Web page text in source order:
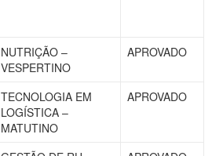
NUTRIÇÃO –
VESPERTINO
APROVADO
TECNOLOGIA EM
LOGÍSTICA –
MATUTINO
APROVADO